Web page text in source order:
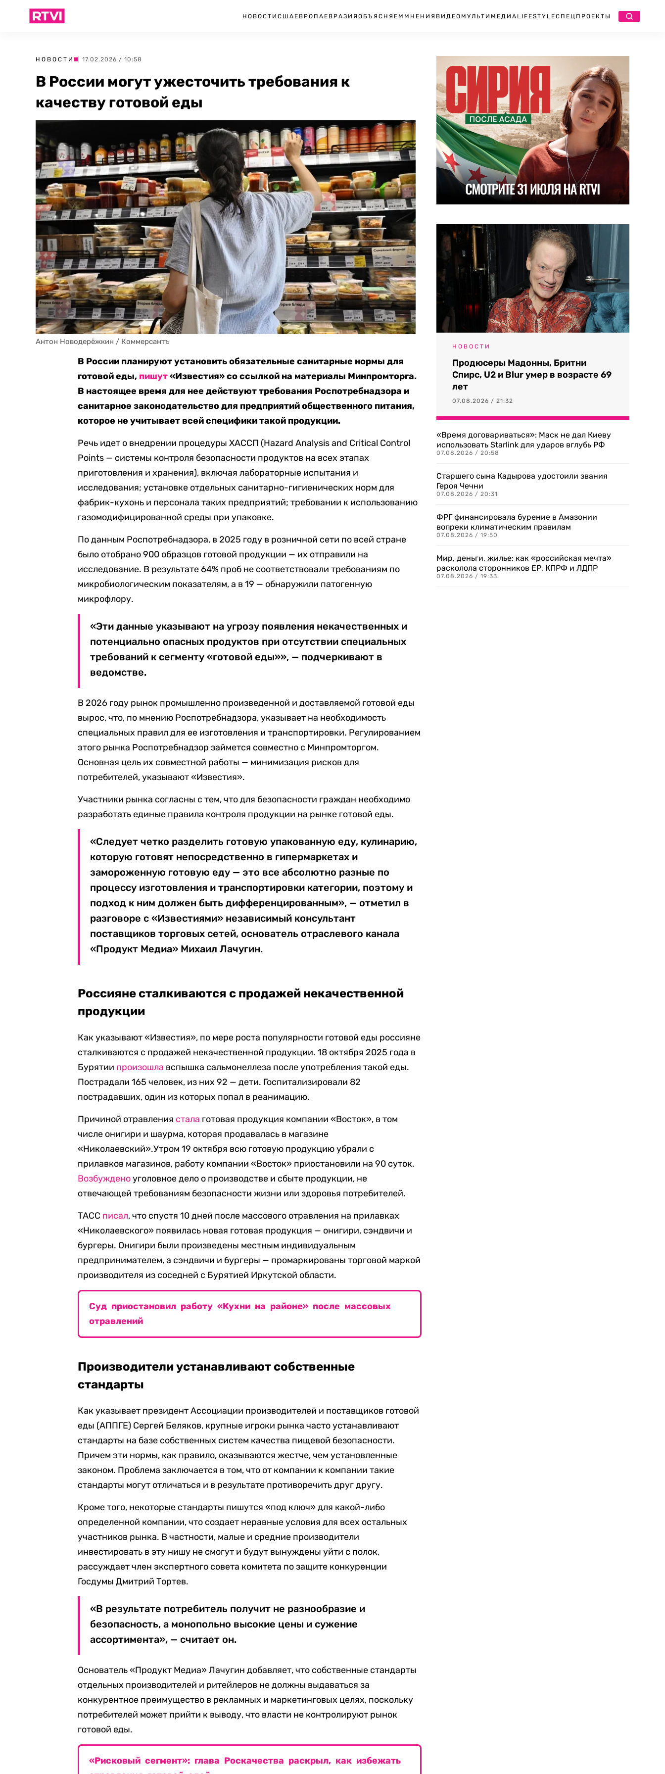
НОВОСТИ США ЕВРОПА ЕВРАЗИЯ ОБЪЯСНЯЕМ МНЕНИЯ ВИДЕО МУЛЬТИМЕДИА LIFESTYLEСПЕЦПРОЕКТЫ
НОВОСТИ | 17.02.2026 / 10:58
В России могут ужесточить требования к
качеству готовой еды
Антон Новодерёжкин / Коммерсантъ
В России планируют установить обязательные санитарные нормы для
готовой еды, пишут«Известия» со ссылкой на материалы Минпромторга.
В настоящее время для нее действуют требования Роспотребнадзора и
санитарное законодательство для предприятий общественного питания,
которое не учитывает всей специфики такой продукции.
Речь идет о внедрении процедуры ХАССП (Hazard Analysis and Critical Control
Points — системы контроля безопасности продуктов на всех этапах
приготовления и хранения), включая лабораторные испытания и
исследования; установке отдельных санитарно-гигиенических норм для
фабрик-кухонь и персонала таких предприятий; требовании к использованию
газомодифицированной среды при упаковке.
По данным Роспотребнадзора, в 2025 году в розничной сети по всей стране
было отобрано 900 образцов готовой продукции — их отправили на
исследование. В результате 64% проб не соответствовали требованиям по
микробиологическим показателям, а в 19 — обнаружили патогенную
микрофлору.
«Эти данные указывают на угрозу появления некачественных и
потенциально опасных продуктов при отсутствии специальных
требований к сегменту «готовой еды»», — подчеркивают в
ведомстве.
В 2026 году рынок промышленно произведенной и доставляемой готовой еды
вырос, что, по мнению Роспотребнадзора, указывает на необходимость
специальных правил для ее изготовления и транспортировки. Регулированием
этого рынка Роспотребнадзор займется совместно с Минпромторгом.
Основная цель их совместной работы — минимизация рисков для
потребителей, указывают «Известия».
Участники рынка согласны с тем, что для безопасности граждан необходимо
разработать единые правила контроля продукции на рынке готовой еды.
«Следует четко разделить готовую упакованную еду, кулинарию,
которую готовят непосредственно в гипермаркетах и
замороженную готовую еду — это все абсолютно разные по
процессу изготовления и транспортировки категории, поэтому и
подход к ним должен быть дифференцированным», — отметил в
разговоре с «Известиями» независимый консультант
поставщиков торговых сетей, основатель отраслевого канала
«Продукт Медиа» Михаил Лачугин.
Россияне сталкиваются с продажей некачественной
продукции
Как указывают «Известия», по мере роста популярности готовой еды россияне
сталкиваются с продажей некачественной продукции. 18 октября 2025 года в
Бурятии произошла вспышка сальмонеллеза после употребления такой еды.
Пострадали 165 человек, из них 92 — дети. Госпитализировали 82
пострадавших, один из которых попал в реанимацию.
Причиной отравления стала готовая продукция компании «Восток», в том
числе онигири и шаурма, которая продавалась в магазине
«Николаевский».Утром 19 октября всю готовую продукцию убрали с
прилавков магазинов, работу компании «Восток» приостановили на 90 суток.
Возбужденоуголовное дело о производстве и сбыте продукции, не
отвечающей требованиям безопасности жизни или здоровья потребителей.
ТАСС писал, что спустя 10 дней после массового отравления на прилавках
«Николаевского» появилась новая готовая продукция — онигири, сэндвичи и
бургеры. Онигири были произведены местным индивидуальным
предпринимателем, а сэндвичи и бургеры — промаркированы торговой маркой
производителя из соседней с Бурятией Иркутской области.
Суд приостановил работу «Кухни на районе» после массовых
отравлений
Производители устанавливают собственные
стандарты
Как указывает президент Ассоциации производителей и поставщиков готовой
еды (АППГЕ) Сергей Беляков, крупные игроки рынка часто устанавливают
стандарты на базе собственных систем качества пищевой безопасности.
Причем эти нормы, как правило, оказываются жестче, чем установленные
законом. Проблема заключается в том, что от компании к компании такие
стандарты могут отличаться и в результате противоречить друг другу.
Кроме того, некоторые стандарты пишутся «под ключ» для какой-либо
определенной компании, что создает неравные условия для всех остальных
участников рынка. В частности, малые и средние производители
инвестировать в эту нишу не смогут и будут вынуждены уйти с полок,
рассуждает член экспертного совета комитета по защите конкуренции
Госдумы Дмитрий Тортев.
«В результате потребитель получит не разнообразие и
безопасность, а монопольно высокие цены и сужение
ассортимента», — считает он.
Основатель «Продукт Медиа» Лачугин добавляет, что собственные стандарты
отдельных производителей и ритейлеров не должны выдаваться за
конкурентное преимущество в рекламных и маркетинговых целях, поскольку
потребителей может прийти к выводу, что власти не контролируют рынок
готовой еды.
«Рисковый сегмент»: глава Роскачества раскрыл, как избежать
НОВОСТИ
Продюсеры Мадонны, Бритни
Спирс, U2 и Blur умер в возрасте 69
лет
07.08.2026 / 21:32
«Время договариваться»: Маск не дал Киеву
использовать Starlink для ударов вглубь РФ
07.08.2026 / 20:58
Старшего сына Кадырова удостоили звания
Героя Чечни
07.08.2026 / 20:31
ФРГ финансировала бурение в Амазонии
вопреки климатическим правилам
07.08.2026 / 19:50
Мир, деньги, жилье: как «российская мечта»
расколола сторонников ЕР, КПРФ и ЛДПР
07.08.2026 / 19:33